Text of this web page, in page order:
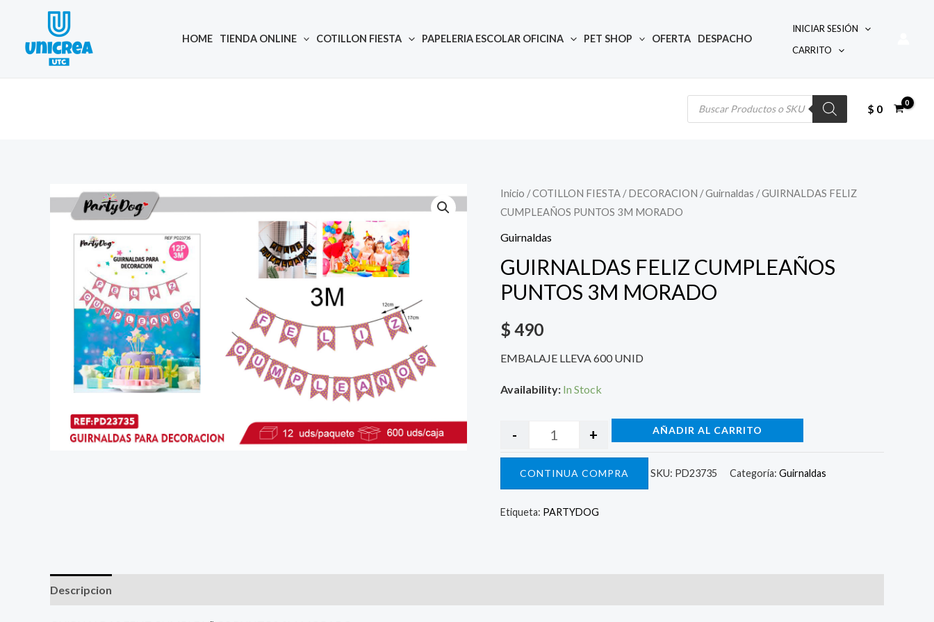
content
HOME TIENDA ONLINE COTILLON FIESTA PAPELERIA ESCOLAR OFICINA PET SHOP OFERTA DESPACHO
INICIAR SESIÓN
CARRITO
Búsqueda
$ 0
Inicio /COTILLON FIESTA /DECORACION /Guirnaldas / GUIRNALDAS FELIZ
CUMPLEAÑOS PUNTOS 3M MORADO
Guirnaldas
GUIRNALDAS FELIZ CUMPLEAÑOS
PUNTOS 3M MORADO
$ 490
EMBALAJE LLEVA 600 UNID
Availability: In Stock
Quantity
- + AÑADIR AL CARRITO
CONTINUA COMPRA SKU: PD23735 Categoría: Guirnaldas
Etiqueta: PARTYDOG
Descripcion